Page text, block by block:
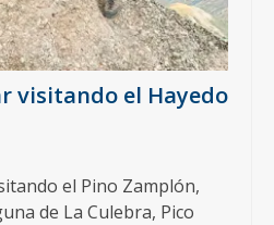
visitando el Hayedo
el Pino Zamplón,
de La Culebra, Pico